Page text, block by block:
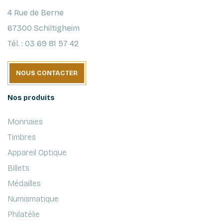
4 Rue de Berne
67300 Schiltigheim
Tél. : 03 69 81 57 42
NOUS CONTACTER
Nos produits
Monnaies
Timbres
Appareil Optique
Billets
Médailles
Numismatique
Philatélie